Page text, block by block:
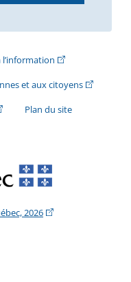
s'ouvrira dans une
l’information(Cet hyperlien
et aux citoyens(Cet
hyperlien externe s'ouvrira
Plan du site
2026(Cet hyperlien